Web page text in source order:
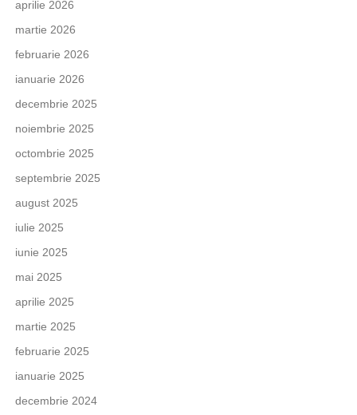
aprilie 2026
martie 2026
februarie 2026
ianuarie 2026
decembrie 2025
noiembrie 2025
octombrie 2025
septembrie 2025
august 2025
iulie 2025
iunie 2025
mai 2025
aprilie 2025
martie 2025
februarie 2025
ianuarie 2025
decembrie 2024